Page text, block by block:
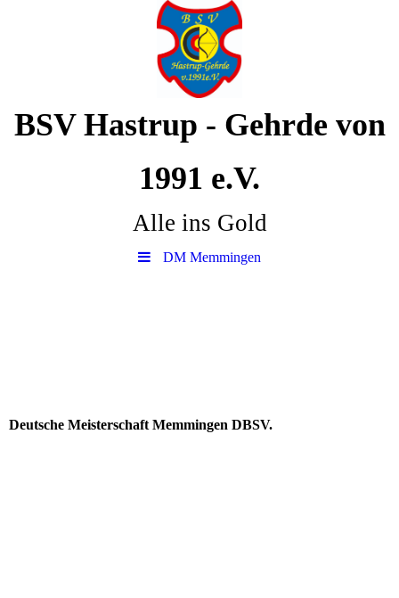
BSV Hastrup - Gehrde von
1991 e.V.
Alle ins Gold
DM Memmingen
Deutsche Meisterschaft Memmingen DBSV.